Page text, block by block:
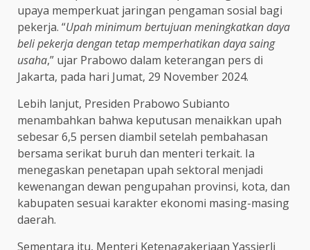
upaya memperkuat jaringan pengaman sosial bagi
pekerja. “Upah minimum bertujuan meningkatkan daya
beli pekerja dengan tetap memperhatikan daya saing
usaha,” ujar Prabowo dalam keterangan pers di
Jakarta, pada hari Jumat, 29 November 2024.
Lebih lanjut, Presiden Prabowo Subianto
menambahkan bahwa keputusan menaikkan upah
sebesar 6,5 persen diambil setelah pembahasan
bersama serikat buruh dan menteri terkait. Ia
menegaskan penetapan upah sektoral menjadi
kewenangan dewan pengupahan provinsi, kota, dan
kabupaten sesuai karakter ekonomi masing-masing
daerah.
Sementara itu, Menteri Ketenagakerjaan Yassierli